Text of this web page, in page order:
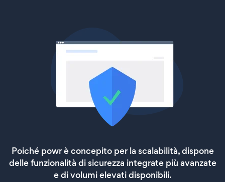
Poiché powr è concepito per la scalabilità, dispone
delle funzionalità di sicurezza integrate più avanzate
e di volumi elevati disponibili.